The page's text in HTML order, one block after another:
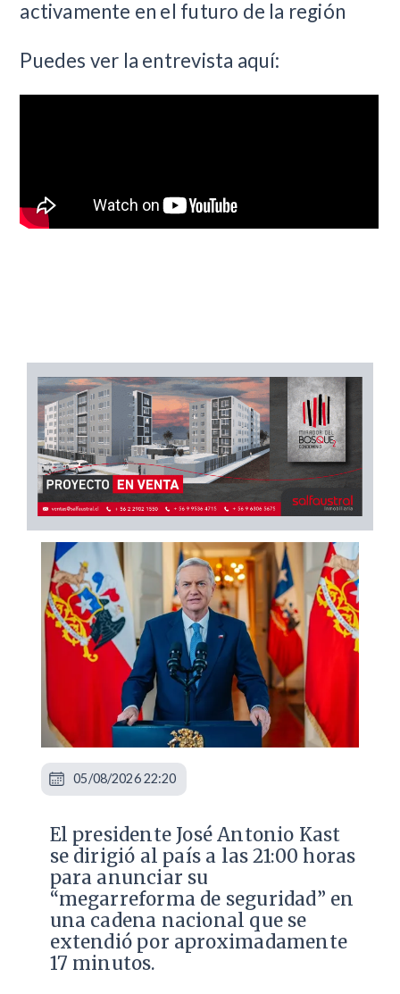
activamente en el futuro de la región
Puedes ver la entrevista aquí:
El presidente José Antonio Kast
se dirigió al país a las 21:00 horas
para anunciar su
“megarreforma de seguridad” en
una cadena nacional que se
extendió por aproximadamente
17 minutos.
05/08/2026 22:20